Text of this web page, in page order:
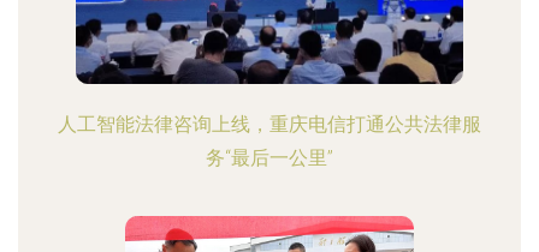
人工智能法律咨询上线，重庆电信打通公共法律服
务“最后一公里”